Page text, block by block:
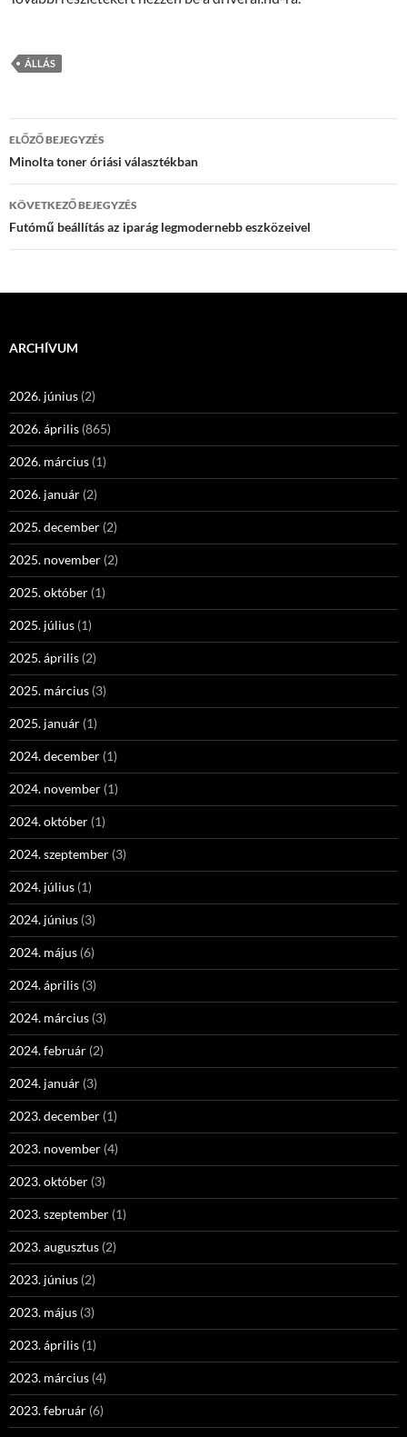
ÁLLÁS
Bejegyzés
navigáció
ELŐZŐ BEJEGYZÉS
Minolta toner óriási választékban
KÖVETKEZŐ BEJEGYZÉS
Futómű beállítás az iparág legmodernebb eszközeivel
ARCHÍVUM
2026. június (2)
2026. április (865)
2026. március (1)
2026. január (2)
2025. december (2)
2025. november (2)
2025. október (1)
2025. július (1)
2025. április (2)
2025. március (3)
2025. január (1)
2024. december (1)
2024. november (1)
2024. október (1)
2024. szeptember (3)
2024. július (1)
2024. június (3)
2024. május (6)
2024. április (3)
2024. március (3)
2024. február (2)
2024. január (3)
2023. december (1)
2023. november (4)
2023. október (3)
2023. szeptember (1)
2023. augusztus (2)
2023. június (2)
2023. május (3)
2023. április (1)
2023. március (4)
2023. február (6)